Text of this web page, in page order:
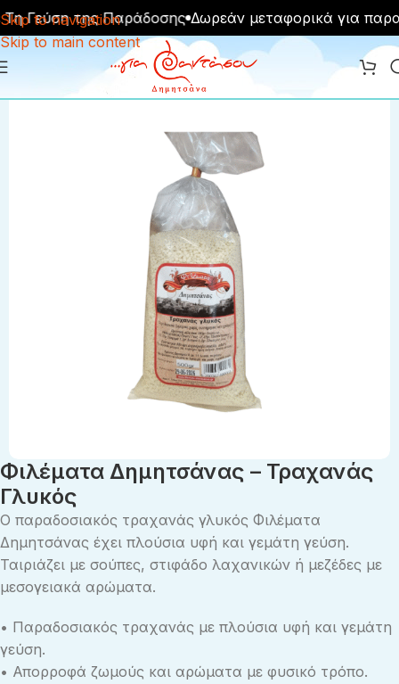
Skip to navigation
Skip to main content
Γεύση της Παράδοσης Δωρεάν μεταφορικά για
Φιλέματα Δημητσάνας – Τραχανάς
Γλυκός
Ο παραδοσιακός τραχανάς γλυκός Φιλέματα
Δημητσάνας έχει πλούσια υφή και γεμάτη γεύση.
Ταιριάζει με σούπες, στιφάδo λαχανικών ή μεζέδες με
μεσογειακά αρώματα.
• Παραδοσιακός τραχανάς με πλούσια υφή και γεμάτη
γεύση.
• Απορροφά ζωμούς και αρώματα με φυσικό τρόπο.